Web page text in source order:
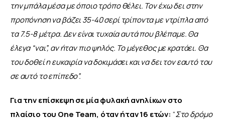
την μπάλα μέσα με όποιο τρόπο θέλει. Τον έχω δει στην
προπόνηση να βάζει 35-40 σερί τρίποντα με ντρίπλα από
τα 7.5-8 μέτρα. Δεν είναι τυχαία αυτά που βλέπαμε. Θα
έλεγα “ναι”, αν ήταν πιο ψηλός. Το μέγεθος με κρατάει. Θα
του δοθεί η ευκαιρία να δοκιμάσει και να δει τον εαυτό του
σε αυτό το επίπεδο”.
Για την επίσκεψη σε μία φυλακή ανηλίκων στο
πλαίσιο του One Team, όταν ήταν 16 ετών: “Στο δρόμο